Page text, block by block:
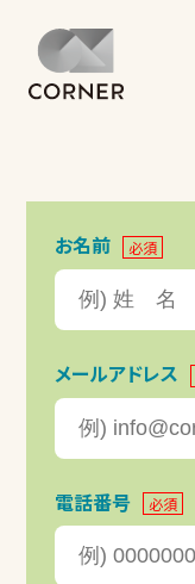
お名前 必須
メールアドレス
電話番号 必須